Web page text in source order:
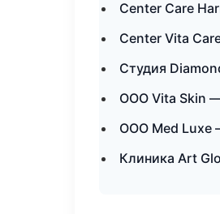
Center Care
Center Vita
Студия
ООО Vita Skin
ООО Med Luxe
Клиника Art